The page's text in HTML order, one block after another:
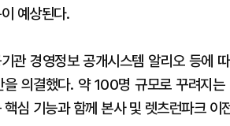
예상된다.
관 경영정보 공개시스템 알리오 등에
을 의결했다. 약 100명 규모로 꾸려지는
핵심 기능과 함께 본사 및 렛츠런파크 이